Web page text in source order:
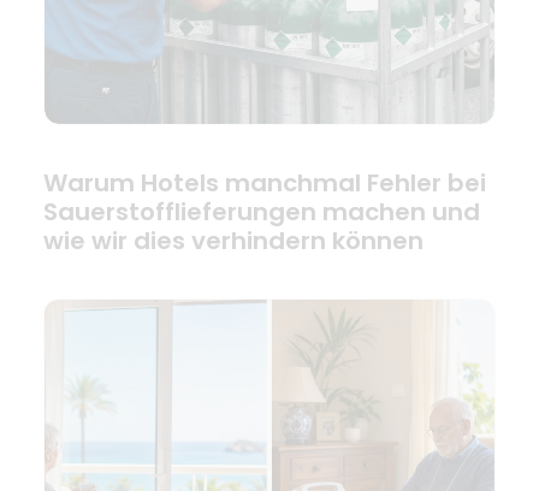
Warum Hotels manchmal Fehler bei
Sauerstofflieferungen machen und
wie wir dies verhindern können